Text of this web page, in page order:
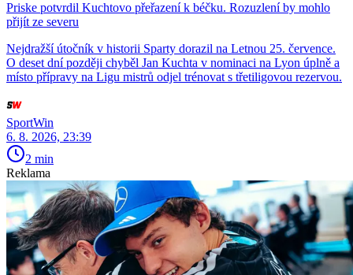
Priske potvrdil Kuchtovo přeřazení k béčku. Rozuzlení by mohlo
přijít ze severu
Nejdražší útočník v historii Sparty dorazil na Letnou 25. července.
O deset dní později chyběl Jan Kuchta v nominaci na Lyon úplně a
místo přípravy na Ligu mistrů odjel trénovat s třetiligovou rezervou.
SportWin
6. 8. 2026, 23:39
2 min
Reklama